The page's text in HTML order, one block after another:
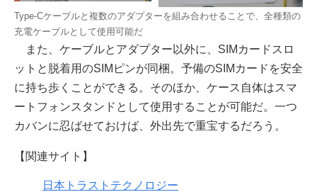
Type-Cケーブルと複数のアダプターを組み合わせることで、全種類の
充電ケーブルとして使用可能だ
また、ケーブルとアダプター以外に、SIMカードスロ
ットと脱着用のSIMピンが同梱。予備のSIMカードを安全
に持ち歩くことができる。そのほか、ケース自体はスマ
ートフォンスタンドとして使用することが可能だ。一つ
カバンに忍ばせておけば、外出先で重宝するだろう。
【関連サイト】
日本トラストテクノロジー